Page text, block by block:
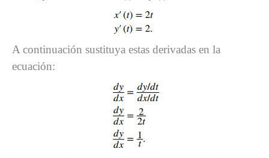
A continuación sustituya estas derivadas en la
ecuación: